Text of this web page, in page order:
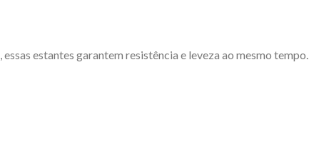
estantes garantem resistência e leveza ao mesmo tempo.